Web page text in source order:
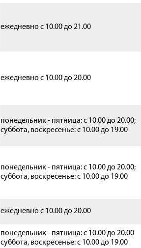
ежедневно с 10.00 до 21.00
ежедневно с 10.00 до 20.00
понедельник - пятница: с 10.00 до 20.00;
суббота, воскресенье: с 10.00 до 19.00
понедельник - пятница: c 10.00 до 20.00;
суббота, воскресенье: с 10.00 до 19.00
ежедневно с 10.00 до 20.00
понедельник - пятница: с 10.00 до 20.00
суббота, воскресенье: с 10.00 до 19.00